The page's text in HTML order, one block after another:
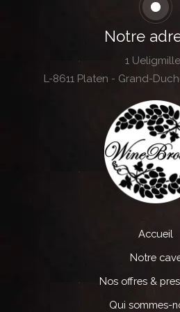
Notre
1
L-8611 Platen - Grand-
Accueil
Notre
Nos offres &
Qui sommes-